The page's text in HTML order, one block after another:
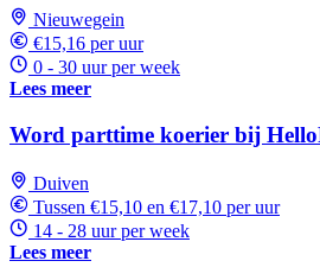
Nieuwegein
€15,16 per uur
0 - 30 uur per week
Lees meer
Word parttime koerier bij
Duiven
Tussen €15,10 en €17,10 per uur
14 - 28 uur per week
Lees meer